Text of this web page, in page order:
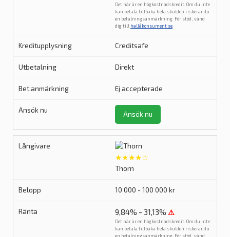
Det här är en högkostnadskredit. Om du inte
kan betala tillbaka hela skulden riskerar du
en betalningsanmärkning. För stöd, vänd
dig till hallåkonsument.se
Creditsafe
Direkt
Ej accepterade
Ansök nu
★★★★☆
Thorn
10 000 - 100 000 kr
9,84% - 31,13% ⚠
Det här är en högkostnadskredit. Om du inte
kan betala tillbaka hela skulden riskerar du
en betalningsanmärkning. För stöd, vänd